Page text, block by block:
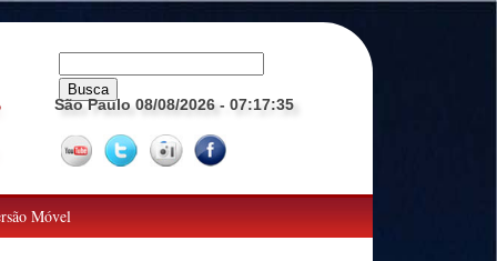
São Paulo 08/08/2026 - 07:17:36
Móvel